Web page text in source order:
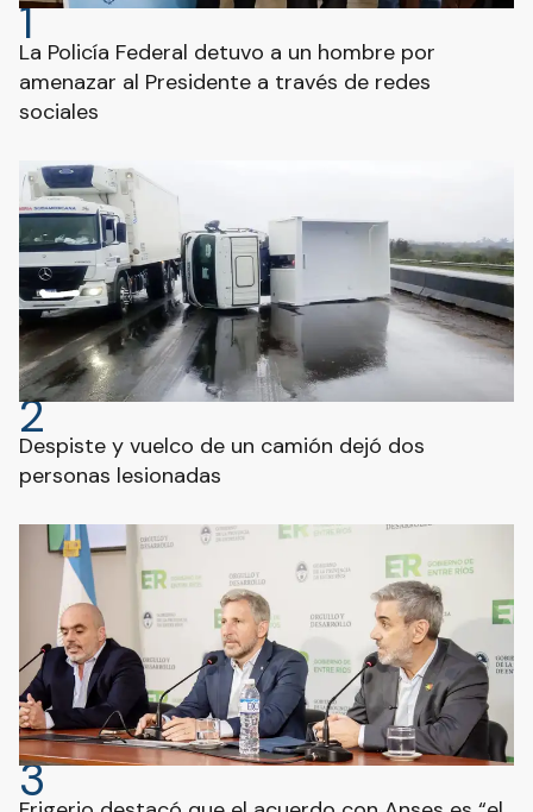
1
La Policía Federal detuvo a un hombre por
amenazar al Presidente a través de redes
sociales
2
Despiste y vuelco de un camión dejó dos
personas lesionadas
3